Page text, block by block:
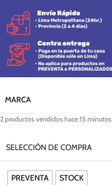
MARCA
2 productos vendidos hace 15 minutos
SELECCIÓN DE COMPRA
PREVENTA STOCK